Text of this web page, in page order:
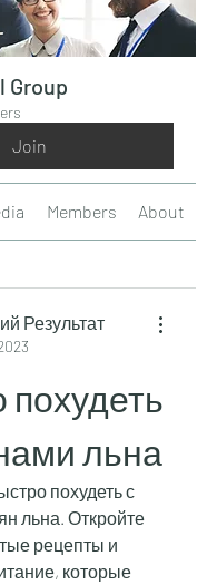
Group
Join
Members About
Результат
льна
похудеть с
льна. Откройте
рецепты и
которые